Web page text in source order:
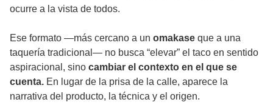
ocurre a la vista de todos.
Ese formato —más cercano a un omakase que a una
taquería tradicional— no busca “elevar” el taco en sentido
aspiracional, sino cambiar el contexto en el que se
cuenta. En lugar de la prisa de la calle, aparece la
narrativa del producto, la técnica y el origen.